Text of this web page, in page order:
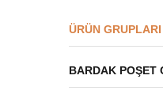
ÜRÜN GRUPLARI
BARDAK POŞET